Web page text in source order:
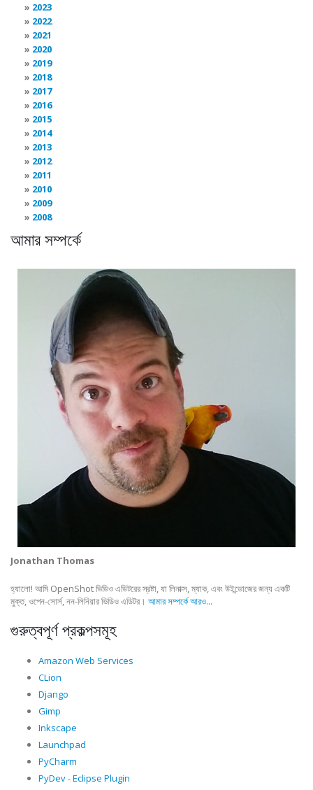
2023
2022
2021
2020
2019
2018
2017
2016
2015
2014
2013
2012
2011
2010
2009
2008
আমার সম্পর্কে
Jonathan Thomas
হ্যালো! আমি OpenShot ভিডিও এডিটরের স্রষ্টা, যা লিনাক্স, ম্যাক, এবং উইন্ডোজের জন্য একটি
মুক্ত, ওপেন-সোর্স, নন-লিনিয়ার ভিডিও এডিটর। আমার সম্পর্কে আরও...
গুরুত্বপূর্ণ প্রকল্পসমূহ
Amazon Web Services
CLion
Django
Gimp
Inkscape
Launchpad
PyCharm
PyDev - Eclipse Plugin